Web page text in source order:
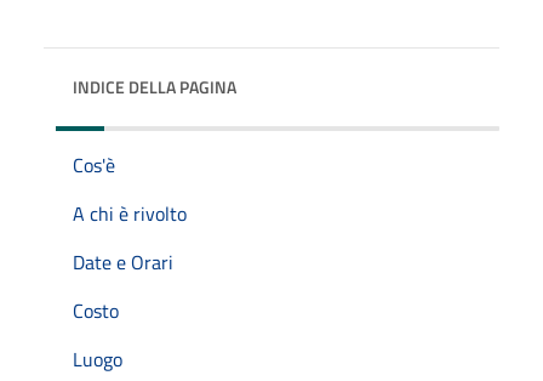
INDICE DELLA PAGINA
Cos'è
A chi è rivolto
Date e Orari
Costo
Luogo